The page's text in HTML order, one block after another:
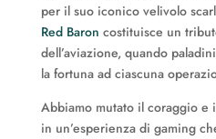
per il suo iconico velivolo
Red Baron costituisce un
dell’aviazione, quando
la fortuna ad ciascuna
Abbiamo mutato il coraggio e
in un’esperienza di gaming